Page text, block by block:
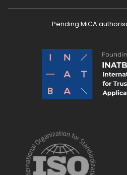
Pending MiCA